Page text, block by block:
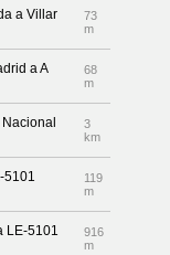
a Villar
73
m
a A
68
m
3
km
5101
119
m
LE-5101
916
m